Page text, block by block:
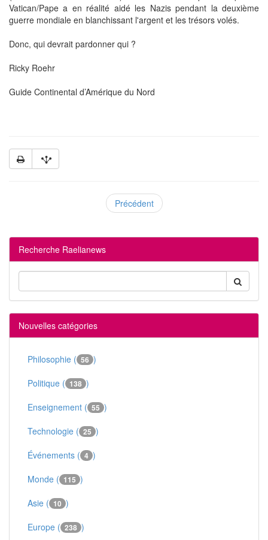
Vatican/Pape a en réalité aidé les Nazis pendant la deuxième
guerre mondiale en blanchissant l'argent et les trésors volés.
Donc, qui devrait pardonner qui ?
Ricky Roehr
Guide Continental d’Amérique du Nord
Précédent
Recherche Raelianews
Nouvelles catégories
Philosophie ( 56 )
Politique ( 138 )
Enseignement ( 55 )
Technologie ( 25 )
Événements ( 4 )
Monde ( 115 )
Asie ( 10 )
Europe ( 238 )